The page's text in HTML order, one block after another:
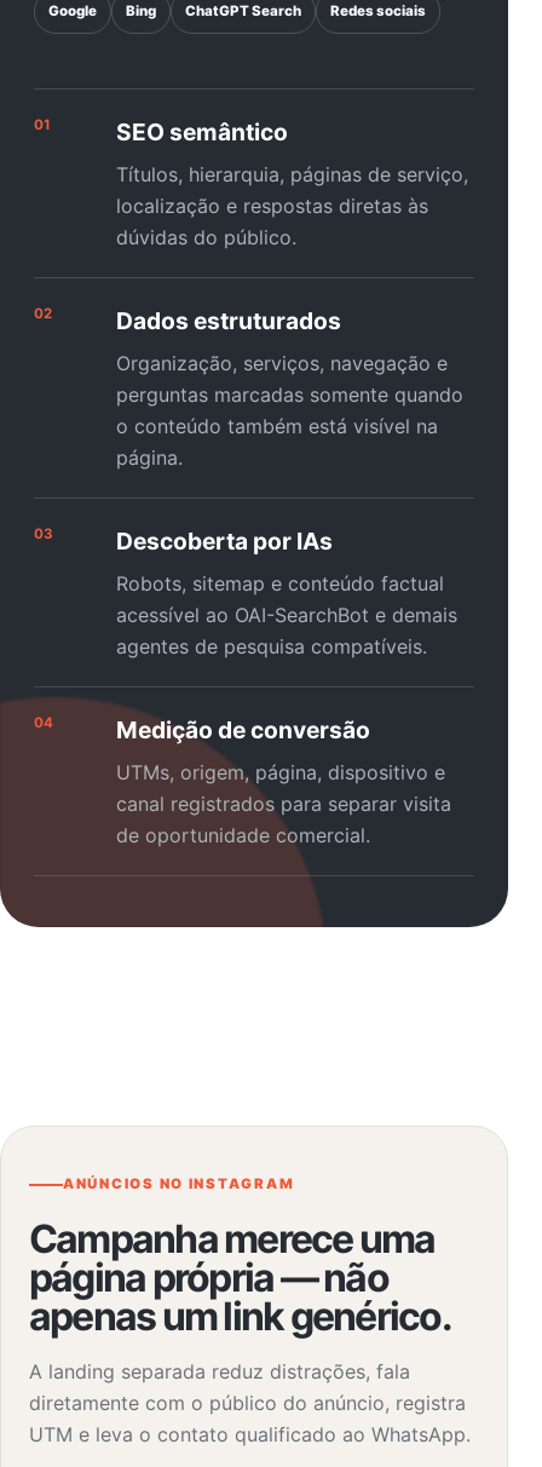
Google Bing ChatGPT Search Redes sociais
01 SEO semântico
Títulos, hierarquia, páginas de serviço,
localização e respostas diretas às
dúvidas do público.
02 Dados estruturados
Organização, serviços, navegação e
perguntas marcadas somente quando
o conteúdo também está visível na
página.
03 Descoberta por IAs
Robots, sitemap e conteúdo factual
acessível ao OAI-SearchBot e demais
agentes de pesquisa compatíveis.
04 Medição de conversão
UTMs, origem, página, dispositivo e
canal registrados para separar visita
de oportunidade comercial.
ANÚNCIOS NO INSTAGRAM
Campanha merece uma
página própria — não
apenas um link genérico.
A landing separada reduz distrações, fala
diretamente com o público do anúncio, registra
UTM e leva o contato qualificado ao WhatsApp.